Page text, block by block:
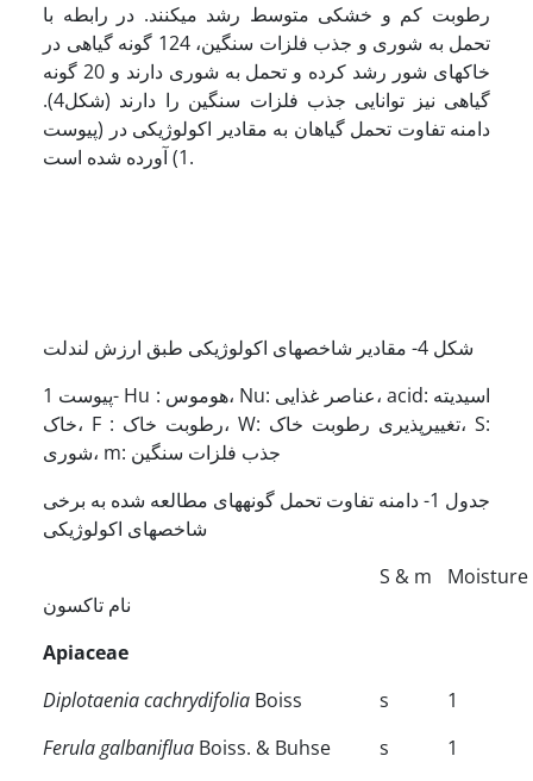
رطوبت کم و خشکی متوسط رشد می­کنند. در رابطه با
تحمل به شوری و جذب فلزات سنگین، 124 گونه گیاهی در
خاک­های شور رشد کرده و تحمل به شوری دارند و 20 گونه
گیاهی نیز توانایی جذب فلزات سنگین را دارند (شکل4).
دامنه تفاوت تحمل گیاهان به مقادیر اکولوژیکی در (پیوست
1) آورده شده است.
شکل 4- مقادیر شاخص­های اکولوژیکی طبق ارزش لندلت
پیوست 1- Hu : هوموس، Nu: عناصر غذایی، acid: اسیدیته
خاک، F : رطوبت خاک، W: تغییرپذیری رطوبت خاک، S:
شوری، m: جذب فلزات سنگین
جدول 1- دامنه تفاوت تحمل گونه­های مطالعه شده به برخی
شاخص­های اکولوژیکی
نام تاکسون
S & m Moisture
Apiaceae
Diplotaenia cachrydifolia Boiss s
1
Ferula galbaniflua Boiss. & Buhse s
1